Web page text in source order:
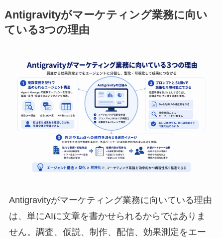
Antigravityがマーケティング業務に向い
ている3つの理由
Antigravityがマーケティング業務に向いている理由
は、単にAIに文章を書かせられるからではありま
せん。調査、仮説、制作、配信、効果測定をエー